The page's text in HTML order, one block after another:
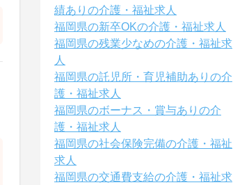
績ありの介護・福祉求人
福岡県の新卒OKの介護・福祉求人
福岡県の残業少なめの介護・福祉求
人
福岡県の託児所・育児補助ありの介
護・福祉求人
福岡県のボーナス・賞与ありの介
護・福祉求人
福岡県の社会保険完備の介護・福祉
求人
福岡県の交通費支給の介護・福祉求